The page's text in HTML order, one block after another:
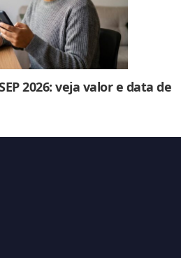
2026: veja valor e data de